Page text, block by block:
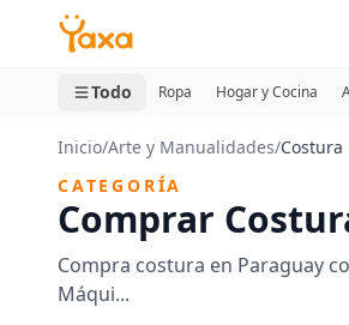
MINI CARRITO
0 productos
Todo Ropa Hogar y Cocina
Inicio/Arte y Manualidades/Costura
CATEGORÍA
Comprar
Compra costura en Paraguay
Máqui...